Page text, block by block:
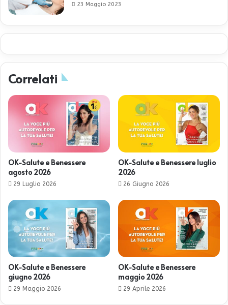
23 Maggio 2023
Correlati
OK-Salute e Benessere
agosto 2026
29 Luglio 2026
OK-Salute e Benessere luglio
2026
26 Giugno 2026
OK-Salute e Benessere
giugno 2026
29 Maggio 2026
OK-Salute e Benessere
maggio 2026
29 Aprile 2026